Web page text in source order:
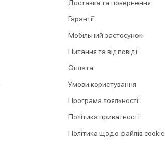
Доставка та повернення
Гарантії
Мобільний застосунок
Питання та відповіді
Оплата
Умови користування
Програма лояльності
Політика приватності
Політика щодо файлів cookie